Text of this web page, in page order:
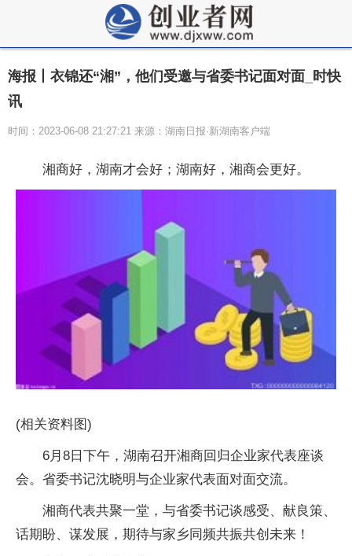
海报丨衣锦还“湘”，他们受邀与省委书记面对面_时快
讯
时间：2023-06-08 21:27:21 来源：湖南日报·新湖南客户端
湘商好，湖南才会好；湖南好，湘商会更好。
(相关资料图)
6月8日下午，湖南召开湘商回归企业家代表座谈
会。省委书记沈晓明与企业家代表面对面交流。
湘商代表共聚一堂，与省委书记谈感受、献良策、
话期盼、谋发展，期待与家乡同频共振共创未来！